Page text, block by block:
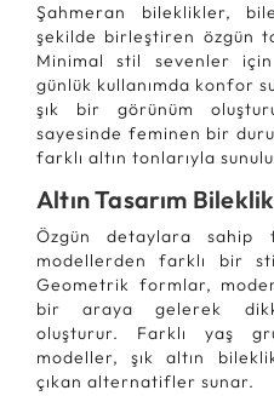
Şahmeran bileklikler,
şekilde birleştiren özgün
Minimal stil sevenler
günlük kullanımda konfor
şık bir görünüm
sayesinde feminen bir
farklı altın tonlarıyla
Altın Tasarım
Özgün detaylara sahip
modellerden farklı bir
Geometrik formlar,
bir araya gelerek
oluşturur. Farklı yaş
modeller, şık altın
çıkan alternatifler sunar.